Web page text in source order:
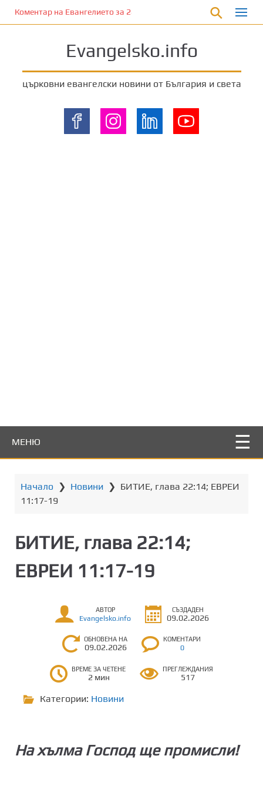
е
Коментар на Евангелието за 28 януари 2023 г. от отец Йоан
Evangelsko.info
църковни евангелски новини от България и света
МЕНЮ
Начало ❯ Новини ❯ БИТИЕ, глава 22:14; ЕВРЕИ
11:17-19
БИТИЕ, глава 22:14;
ЕВРЕИ 11:17-19
АВТОР
Evangelsko.info
СЪЗДАДЕН
09.02.2026
ОБНОВЕНА НА
09.02.2026
КОМЕНТАРИ
0
ВРЕМЕ ЗА ЧЕТЕНЕ
2 мин
ПРЕГЛЕЖДАНИЯ
517
Категории: Новини
На хълма Господ ще промисли!